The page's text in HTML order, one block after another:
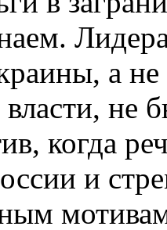
а не
не
когда
и